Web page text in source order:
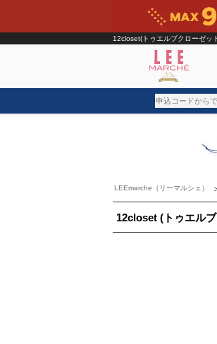
12closet(トゥエルブクローゼッ
雑誌掲載ア
雑誌･書籍(
LEEmarche（リーマルシェ）
12closet (トゥエル